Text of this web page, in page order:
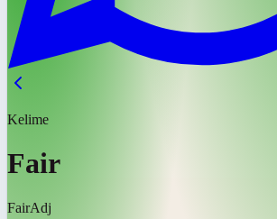
Kelime
Fair
FairAdj